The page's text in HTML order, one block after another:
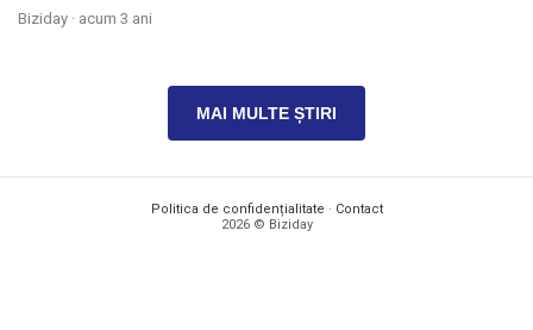
Biziday · acum 3 ani
MAI MULTE ȘTIRI
Politica de confidențialitate · Contact
2026 © Biziday